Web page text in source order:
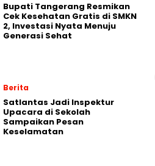
‎Bupati Tangerang Resmikan
Cek Kesehatan Gratis di SMKN
2, Investasi Nyata Menuju
Generasi Sehat
Berita
Satlantas Jadi Inspektur
Upacara di Sekolah
Sampaikan Pesan
Keselamatan